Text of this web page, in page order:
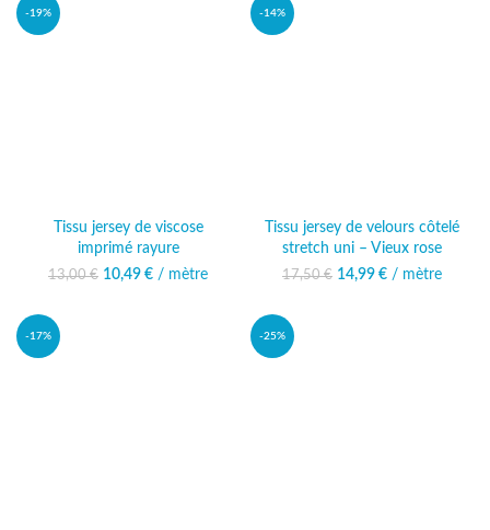
-19%
Tissu jersey de viscose
imprimé rayure
13,00€
Le prix initial était :
10,49 €
Le prix
/ mètre
-14%
Tissu jersey de velours côtelé
stretch uni – Vieux rose
17,50€
Le prix initial était :
14,99 €
Le prix
/ mètre
-17% -25%